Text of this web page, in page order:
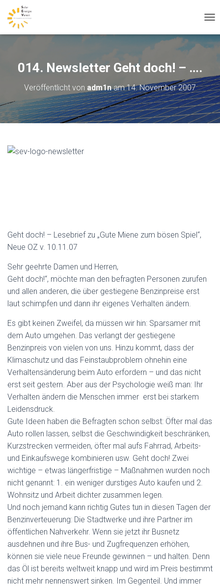
A
T
I
O
N
U
014. Newsletter Geht doch! – ….
Veröffentlicht von adm1nam14. November 2007
Geht doch! – Lesebrief zu „Gute Miene zum bösen Spiel“,
Neue OZ v. 10.11.07
Sehr geehrte Damen und Herren,
Geht doch!“, möchte man den befragten Personen zurufen
und allen anderen, die über gestiegene Benzinpreise erst
laut schimpfen und dann ihr eigenes Verhalten ändern.
Es gibt keinen Zweifel, da müssen wir hin: Sparsamer mit
dem Auto umgehen. Das verlangt der gestiegene
Benzinpreis von vielen von uns. Hinzu kommt, dass der
Klimaschutz und das Feinstaubproblem ohnehin eine
Verhaltensänderung beim Auto erfordern – und das nicht
erst seit gestern. Aber aus der Psychologie weiß man: Ihr
Verhalten ändern die Menschen immer erst bei starkem
Leidensdruck.
Gute Ideen haben die Befragten schon selbst: Öfter mal das
Auto rollen lassen, selbst die Geschwindigkeit beschränken,
Kurzstrecken vermeiden, öfter mal aufs Fahrrad, Arbeits-
und Einkaufswege kombinieren usw. Geht doch! Zwei
wichtige – etwas längerfristige – Maßnahmen wurden noch
nicht genannt: 1. ein weniger durstiges Auto kaufen und 2.
Wohnsitz und Arbeit dichter zusammen legen.
Und noch jemand kann richtig Gutes tun in diesen Tagen der
Benzinverteuerung: Die Stadtwerke und ihre Partner im
öffentlichen Nahverkehr. Wenn sie jetzt ihr Busnetz
ausdehnen und ihre Bus- und Zugfrequenzen erhöhen,
können sie viele neue Freunde gewinnen – und halten. Denn
das Öl ist bereits weltweit knapp und wird im Preis bestimmt
nicht mehr nennenswert sinken. Im Gegenteil. Und immer